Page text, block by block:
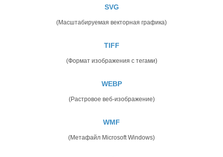
SVG
(Масштабируемая векторная графика)
TIFF
(Формат изображения с тегами)
WEBP
(Растровое веб-изображение)
WMF
(Метафайл Microsoft Windows)